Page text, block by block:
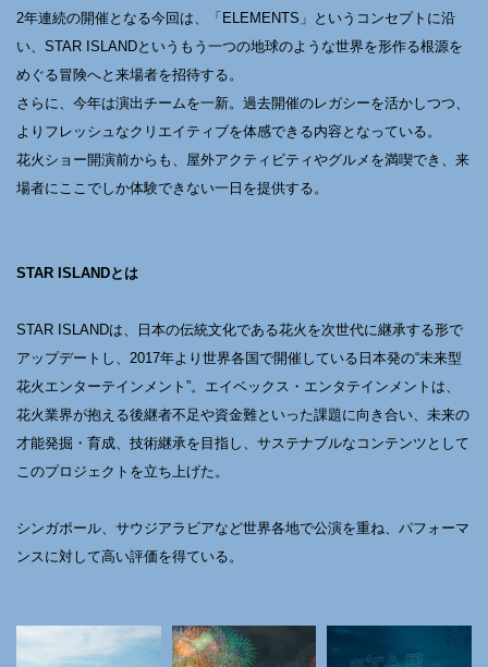
2年連続の開催となる今回は、「ELEMENTS」というコンセプトに沿
い、STAR ISLANDというもう一つの地球のような世界を形作る根源を
めぐる冒険へと来場者を招待する。
さらに、今年は演出チームを一新。過去開催のレガシーを活かしつつ、
よりフレッシュなクリエイティブを体感できる内容となっている。
花火ショー開演前からも、屋外アクティビティやグルメを満喫でき、来
場者にここでしか体験できない一日を提供する。
STAR ISLANDとは
STAR ISLANDは、日本の伝統文化である花火を次世代に継承する形で
アップデートし、2017年より世界各国で開催している日本発の“未来型
花火エンターテインメント”。エイベックス・エンタテインメントは、
花火業界が抱える後継者不足や資金難といった課題に向き合い、未来の
才能発掘・育成、技術継承を目指し、サステナブルなコンテンツとして
このプロジェクトを立ち上げた。
シンガポール、サウジアラビアなど世界各地で公演を重ね、パフォーマ
ンスに対して高い評価を得ている。